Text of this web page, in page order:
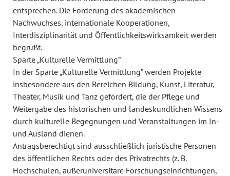
entsprechen. Die Förderung des akademischen
Nachwuchses, internationale Kooperationen,
Interdisziplinarität und Öffentlichkeitswirksamkeit werden
begrüßt.
Sparte „Kulturelle Vermittlung”
In der Sparte „Kulturelle Vermittlung” werden Projekte
insbesondere aus den Bereichen Bildung, Kunst, Literatur,
Theater, Musik und Tanz gefördert, die der Pflege und
Weitergabe des historischen und landeskundlichen Wissens
durch kulturelle Begegnungen und Veranstaltungen im In-
und Ausland dienen.
Antragsberechtigt sind ausschließlich juristische Personen
des öffentlichen Rechts oder des Privatrechts (z. B.
Hochschulen, außeruniversitäre Forschungseinrichtungen,